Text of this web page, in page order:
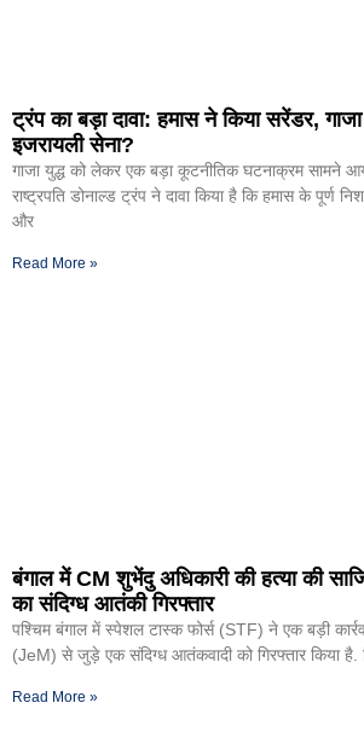
ट्रंप का बड़ा दावा: हमास ने किया सरेंडर,
इजरायली सेना?
गाजा युद्ध को लेकर एक बड़ा कूटनीतिक घटनाक्रम सामने
राष्ट्रपति डोनाल्ड ट्रंप ने दावा किया है कि हमास के पूर्ण
और
Read More »
बंगाल में CM शुभेंदु अधिकारी की हत्या की
का संदिग्ध आतंकी गिरफ्तार
पश्चिम बंगाल में स्पेशल टास्क फोर्स (STF) ने एक बड़ी
(JeM) से जुड़े एक संदिग्ध आतंकवादी को गिरफ्तार किया है.
Read More »